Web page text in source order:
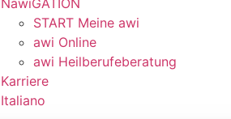
NawiGATION
START Meine awi
awi Online
awi Heilberufeberatung
Karriere
Italiano